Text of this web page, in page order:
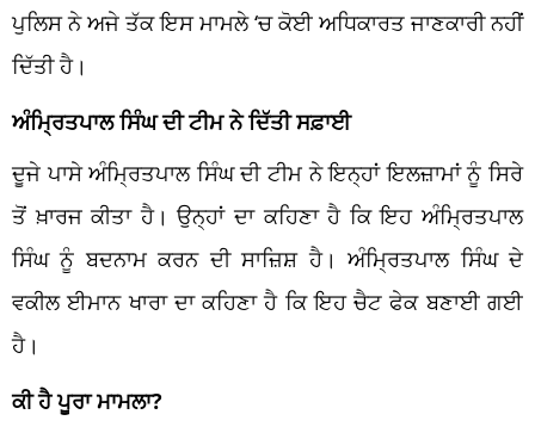
ਪੁਲਿਸ ਨੇ ਅਜੇ ਤੱਕ ਇਸ ਮਾਮਲੇ ‘ਚ ਕੋਈ ਅਧਿਕਾਰਤ ਜਾਣਕਾਰੀ ਨਹੀਂ
ਦਿੱਤੀ ਹੈ।
ਅੰਮ੍ਰਿਤਪਾਲ ਸਿੰਘ ਦੀ ਟੀਮ ਨੇ ਦਿੱਤੀ ਸਫ਼ਾਈ
ਦੂਜੇ ਪਾਸੇ ਅੰਮ੍ਰਿਤਪਾਲ ਸਿੰਘ ਦੀ ਟੀਮ ਨੇ ਇਨ੍ਹਾਂ ਇਲਜ਼ਾਮਾਂ ਨੂੰ ਸਿਰੇ
ਤੋਂ ਖ਼ਾਰਜ ਕੀਤਾ ਹੈ। ਉਨ੍ਹਾਂ ਦਾ ਕਹਿਣਾ ਹੈ ਕਿ ਇਹ ਅੰਮ੍ਰਿਤਪਾਲ
ਸਿੰਘ ਨੂੰ ਬਦਨਾਮ ਕਰਨ ਦੀ ਸਾਜ਼ਿਸ਼ ਹੈ। ਅੰਮ੍ਰਿਤਪਾਲ ਸਿੰਘ ਦੇ
ਵਕੀਲ ਈਮਾਨ ਖਾਰਾ ਦਾ ਕਹਿਣਾ ਹੈ ਕਿ ਇਹ ਚੈਟ ਫੇਕ ਬਣਾਈ ਗਈ
ਹੈ।
ਕੀ ਹੈ ਪੂਰਾ ਮਾਮਲਾ?